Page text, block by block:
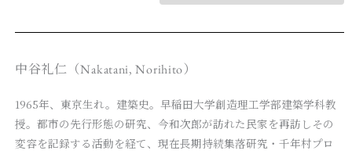
中谷礼仁（Nakatani, Norihito）
1965年、東京生れ。建築史。早稲田大学創造理工学部建築学科教
授。都市の先行形態の研究、今和次郎が訪れた民家を再訪しその
変容を記録する活動を経て、現在長期持続集落研究・千年村プロ